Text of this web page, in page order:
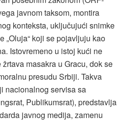
javnom taksom, montira
konteksta, uključujući snimke
„Oluja“ koji se pojavljuju kao
Istovremeno u istoj kući ne
masakra u Gracu, dok se
presudu Srbiji. Takva
nacionalnog servisa sa
Publikumsrat), predstavlja
javnog medija, zamenu